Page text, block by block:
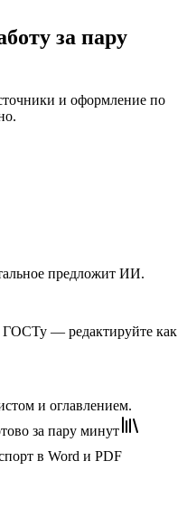
за пару
и оформление по
предложит ИИ.
ГОСТу — редактируйте как
и оглавлением.
за пару минут
в Word и PDF